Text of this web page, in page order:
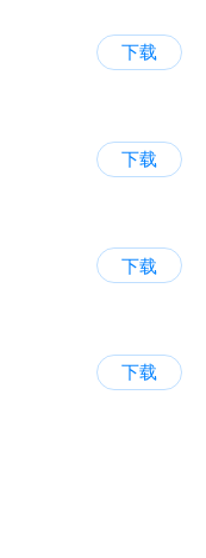
下载
下载
下载
下载